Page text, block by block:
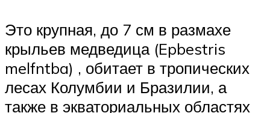
Это крупная, до 7 см в размахе
крыльев медведица (Epbestris
melfntba) , обитает в тропических
лесах Колумбии и Бразилии, а
также в экваториальных областях